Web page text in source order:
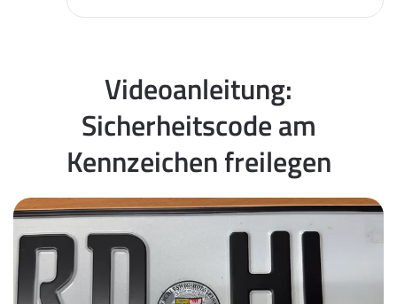
Videoanleitung:
Sicherheitscode am
Kennzeichen freilegen